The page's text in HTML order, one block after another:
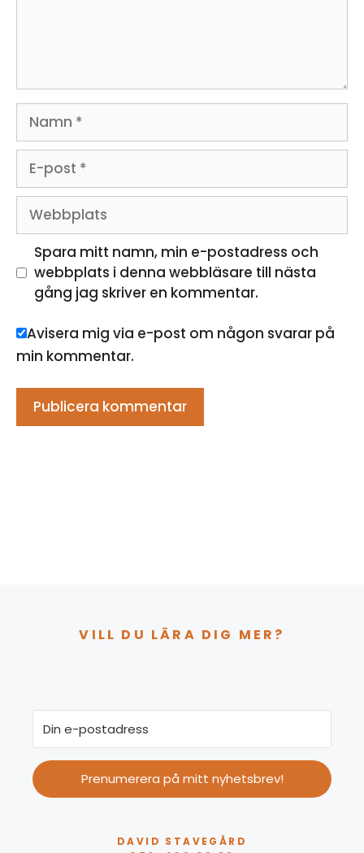
post
Webbplats
Spara mitt namn, min e-postadress och
webbplats i denna webbläsare till nästa
gång jag skriver en kommentar.
Avisera mig via e-post om någon svarar på
min kommentar.
VILL DU LÄRA DIG MER?
Prenumerera på mitt nyhetsbrev!
DAVID STAVEGÅRD